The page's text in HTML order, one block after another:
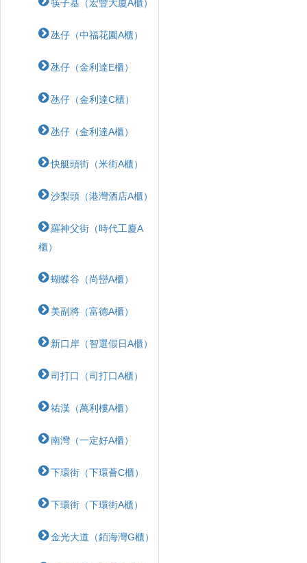
筷子基（宏豐大廈A櫃）
氹仔（中福花園A櫃）
氹仔（金利達E櫃）
氹仔（金利達C櫃）
氹仔（金利達A櫃）
快艇頭街（米街A櫃）
沙梨頭（港灣酒店A櫃）
羅神父街（時代工廈A
櫃）
蝴蝶⾕（尚巒A櫃）
美副將（富德A櫃）
新口岸（智選假日A櫃）
司打口（司打口A櫃）
祐漢（萬利樓A櫃）
南灣（一定好A櫃）
下環街（下環薈C櫃）
下環街（下環街A櫃）
金光大道（銆海灣G櫃）